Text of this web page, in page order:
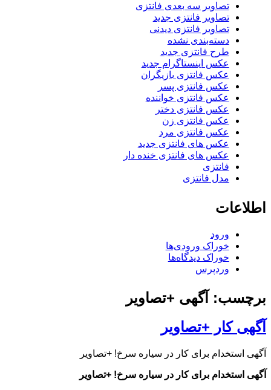
تصاویر سه بعدی فانتزی
تصاویر فانتزی جدید
تصاویر فانتزی دیدنی
دسته‌بندی نشده
طرح فانتزی جدید
عکس اینستاگرام جدید
عکس فانتزی بازیگران
عکس فانتزی پسر
عکس فانتزی خواننده
عکس فانتزی دختر
عکس فانتزی زن
عکس فانتزی مرد
عکس های فانتزی جدید
عکس های فانتزی خنده دار
فانتزی
مدل فانتزی
اطلاعات
ورود
خوراک ورودی‌ها
خوراک دیدگاه‌ها
وردپرس
برچسب: آگهی +تصاویر
آگهی کار +تصاویر
آگهی استخدام برای کار در سیاره سرخ! +تصاویر
آگهی استخدام برای کار در سیاره سرخ! +تصاویر